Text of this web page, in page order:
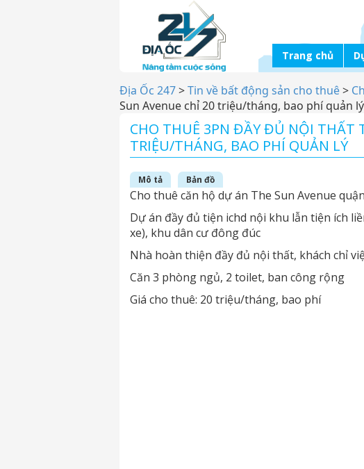
Trang chủ
Địa Ốc 247>Tin về bất động sản cho thuê>
Sun Avenue chỉ 20 triệu/tháng, bao phí quản lý
CHO THUÊ 3PN ĐẦY ĐỦ NỘI THẤT
TRIỆU/THÁNG, BAO PHÍ QUẢN LÝ
Mô tả Bản đồ
Cho thuê căn hộ dự án The Sun Avenue
Dự án đầy đủ tiện ichd nội khu lẫn tiện ích
xe), khu dân cư đông đúc
Nhà hoàn thiện đầy đủ nội thất, khách chỉ
Căn 3 phòng ngủ, 2 toilet, ban công rộng
Giá cho thuê: 20 triệu/tháng, bao phí